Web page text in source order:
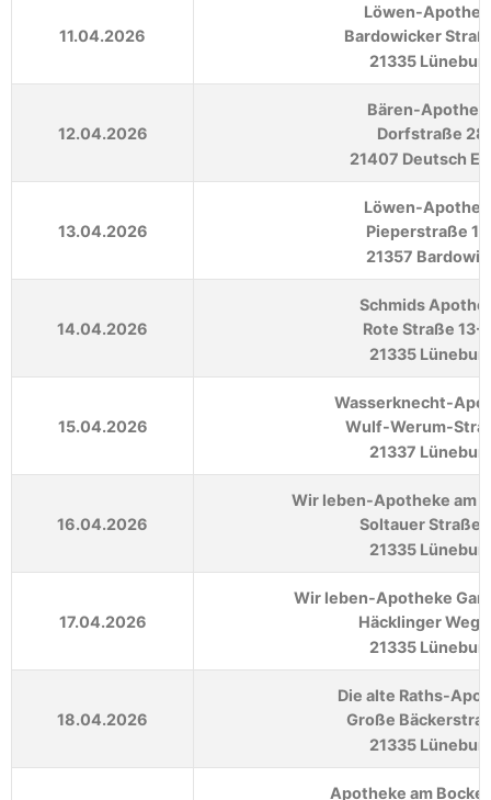
11.04.2026
Löwen-
Bardowicker
21335
12.04.2026
Bären-
Dorfstraße 28
21407 Deutsch
13.04.2026
Löwen-
Pieperstraße
21357
14.04.2026
Schmids
Rote Straße 13-
21335
15.04.2026
Wasserknecht-
Wulf-Werum-
21337
16.04.2026
Wir leben-Apotheke am
Soltauer Straße
21335
17.04.2026
Wir leben-Apotheke
Häcklinger Weg
21335
18.04.2026
Die alte Raths-
Große
21335
Apotheke am